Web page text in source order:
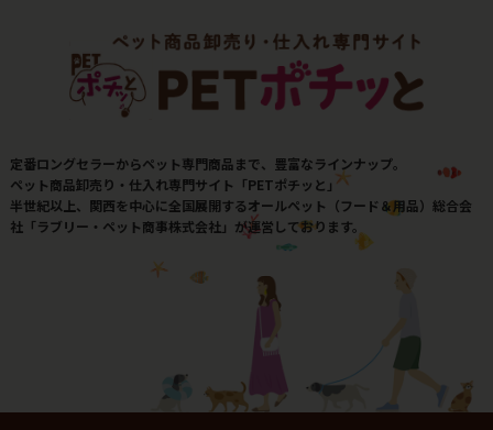
定番ロングセラーからペット専門商品まで、豊富なラインナップ。
ペット商品卸売り・仕入れ専門サイト「PETポチッと」
半世紀以上、関西を中心に全国展開するオールペット（フード＆用品）総合会
社「ラブリー・ペット商事株式会社」が運営しております。